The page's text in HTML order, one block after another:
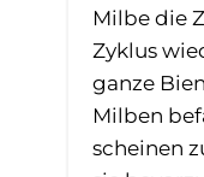
Milbe die
Zyklus
ganze
Milben
scheinen